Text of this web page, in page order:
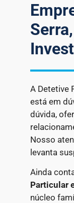
A Detetive
está em
dúvida,
Nosso
levanta
Ainda
Particular
núcleo